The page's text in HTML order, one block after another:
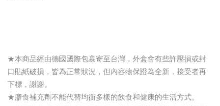
★本商品經由德國國際包裹寄至台灣，外盒會有些許壓損或封
口貼紙破損，皆為正常狀況，但內容物保證為全新，接受者再
下標，謝謝。
★膳食補充劑不能代替均衡多樣的飲食和健康的生活方式。